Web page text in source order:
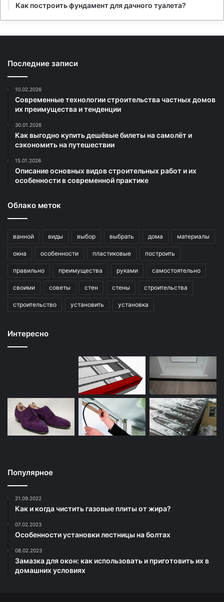
Как построить фундамент для дачного туалета?
Последние записи
10.02.2026
Современные технологии строительства частных домов
их преимущества и тенденции
30.01.2026
Как выгодно купить дешёвые билеты на самолёт и
сэкономить на путешествии
15.01.2026
Описание основных видов строительных работ и их
особенности в современной практике
Облако меток
ванной виды выбор выбрать дома материалы
окна особенности пластиковые построить
правильно преимущества руками самостоятельно
своими советы стен стены строительства
строительство установить установка
Интересно
Популярное
21.09.2022
Как и когда чистить газовые плиты от жира?
07.02.2023
Особенности установки лестницы на болтах
08.02.2023
Замазка для окон: как использовать и приготовить их в
домашних условиях